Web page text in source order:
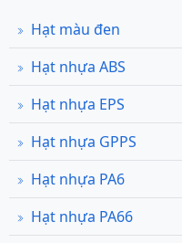
Hạt màu đen
Hạt nhựa ABS
Hạt nhựa EPS
Hạt nhựa GPPS
Hạt nhựa PA6
Hạt nhựa PA66